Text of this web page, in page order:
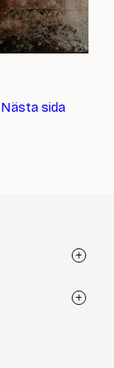
Nästa sida